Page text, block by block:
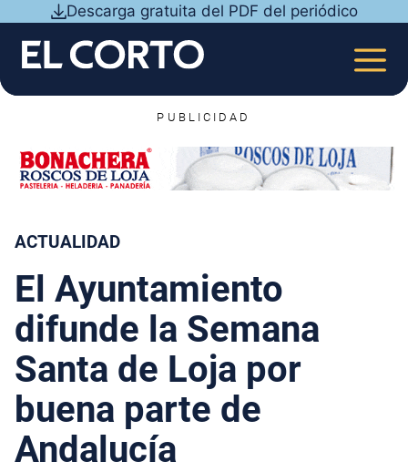
contenido
Descarga gratuita del PDF del periódico
PUBLICIDAD
ACTUALIDAD
El Ayuntamiento
difunde la Semana
Santa de Loja por
buena parte de
Andalucía